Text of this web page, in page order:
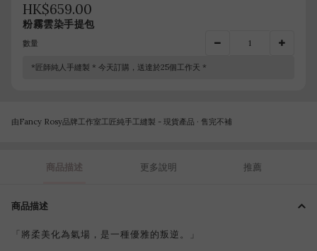
HK$659.00
粉霧雲染手提包
數量
*匠師純人手縫製 * 今天訂購，送達於25個工作天 *
由Fancy Rosy品牌工作室工匠純手工縫製 - 現貨產品 · 售完不補
商品描述 更多說明 推薦
商品描述
「將柔美化為氣場，是一種優雅的叛逆。」